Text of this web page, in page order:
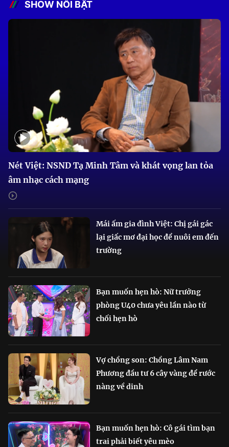
SHOW NỔI BẬT
Nét Việt: NSND Tạ Minh Tâm và khát vọng lan tỏa
âm nhạc cách mạng
Mái ấm gia đình Việt: Chị gái gác
lại giấc mơ đại học để nuôi em đến
trường
Bạn muốn hẹn hò: Nữ trưởng
phòng U40 chưa yêu lần nào từ
chối hẹn hò
Vợ chồng son: Chồng Lâm Nam
Phương đầu tư 6 cây vàng để rước
nàng về dinh
Bạn muốn hẹn hò: Cô gái tìm bạn
trai phải biết yêu mèo